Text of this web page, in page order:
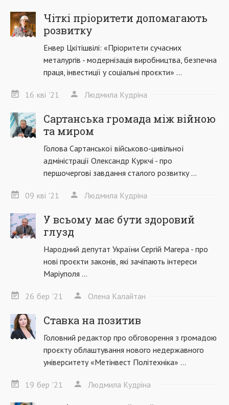
Чіткі пріоритети допомагають
розвитку
Енвер Цкітішвілі: «Пріоритети сучасних
металургів - модернізація виробництва, безпечна
праця, інвестиції у соціальні проєкти» ...
16 кві '21 Людмила Кудріна
Сартанська громада між війною
та миром
Голова Сартанської військово-цивільної
адміністрації Олександр Куркчі - про
першочергові завдання сталого розвитку ...
09 кві '21 Людмила Кудріна
У всьому має бути здоровий
глузд
Народний депутат України Сергій Магера - про
нові проєкти законів, які зачіпають інтереси
Маріуполя ...
26 бер '21 Олена Калайтан
Ставка на позитив
Головний редактор про обговорення з громадою
проєкту облаштування нового недержавного
університету «Метінвест Політехніка» ...
19 бер '21 Людмила Кудріна